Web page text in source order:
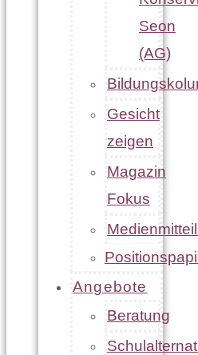
Seon
(AG)
Gesicht
zeigen
Magazin
Fokus
Angebote
Beratung